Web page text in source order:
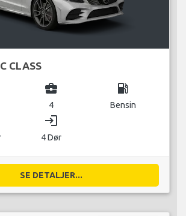
CLASS
business_center
4
local_gas_station
Bensin
login
4 Dør
SE DETALJER...